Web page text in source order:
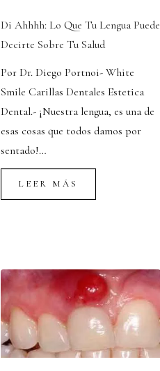
Di Ahhhh: Lo Que Tu Lengua Puede
Decirte Sobre Tu Salud
Por Dr. Diego Portnoi- White
Smile Carillas Dentales Estetica
Dental.- ¡Nuestra lengua, es una de
esas cosas que todos damos por
sentado!…
LEER MÁS